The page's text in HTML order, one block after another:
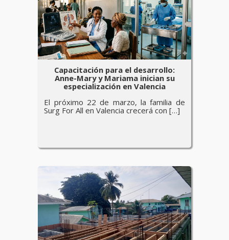
Capacitación para el desarrollo:
Anne-Mary y Mariama inician su
especialización en Valencia
El próximo 22 de marzo, la familia de
Surg For All en Valencia crecerá con […]